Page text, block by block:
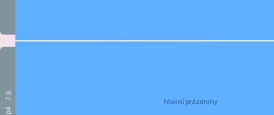
pá
7.8.
hlavní prázdniny